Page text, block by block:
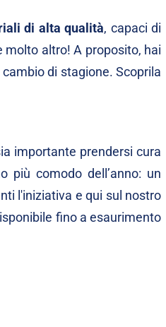
di alta qualità, capaci di
molto altro! A proposito, hai
di stagione. Scoprila
importante prendersi cura
comodo dell’anno: un
l'iniziativa e qui sul nostro
fino a esaurimento